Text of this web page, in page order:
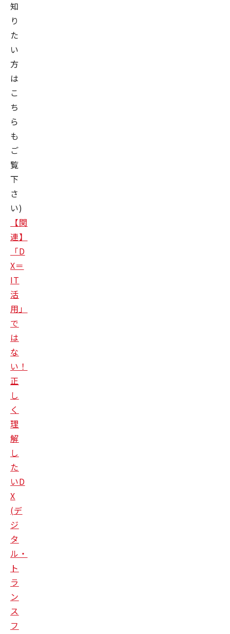
知
り
た
い
方
は
こ
ち
ら
も
ご
覧
下
さ
い)
【関
連】
「D
X＝
IT
活
用」
で
は
な
い！
正
し
く
理
解
し
た
いD
X
(デ
ジ
タ
ル・
ト
ラ
ン
ス
フ